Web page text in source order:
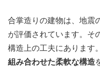
合掌造りの建物は、地震
が評価されています。そ
構造上の工夫にあります
組み合わせた柔軟な構造